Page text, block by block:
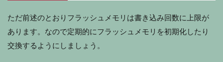
ただ前述のとおりフラッシュメモリは書き込み回数に上限が
あります。なので定期的にフラッシュメモリを初期化したり
交換するようにしましょう。